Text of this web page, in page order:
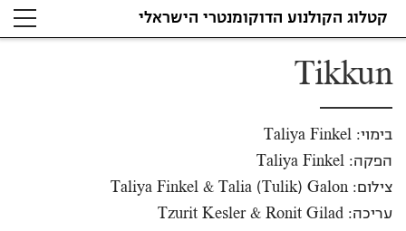
קטלוג הקולנוע הדוקומנטרי הישראלי
Tikkun
בימוי: Taliya Finkel
הפקה: Taliya Finkel
צילום: Taliya Finkel & Talia (Tulik) Galon
עריכה: Tzurit Kesler & Ronit Gilad